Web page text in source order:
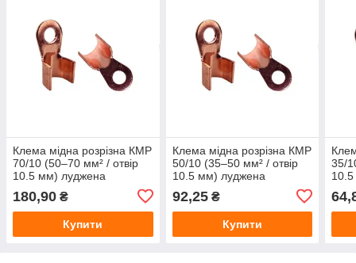
Клема мідна розрізна КМР
70/10 (50–70 мм² / отвір
10.5 мм) луджена
180,90 ₴
Купити
Клема мідна розрізна КМР
50/10 (35–50 мм² / отвір
10.5 мм) луджена
92,25₴
Купити
35/